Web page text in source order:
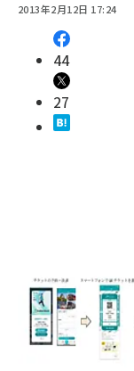
2013年2月12日 17:24
44
27